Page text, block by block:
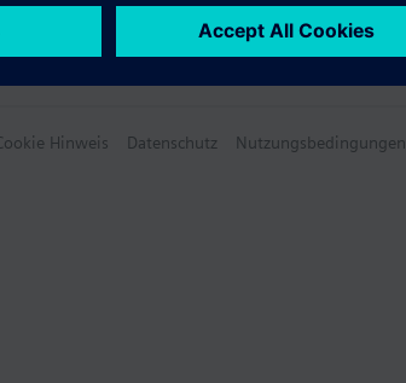
Hinweis Datenschutz Nutzungsbedingungen